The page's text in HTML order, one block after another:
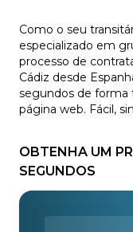
Como o seu
especializado em
processo de
Cádiz desde
segundos de forma
página web. Fácil,
OBTENHA UM
SEGUNDOS